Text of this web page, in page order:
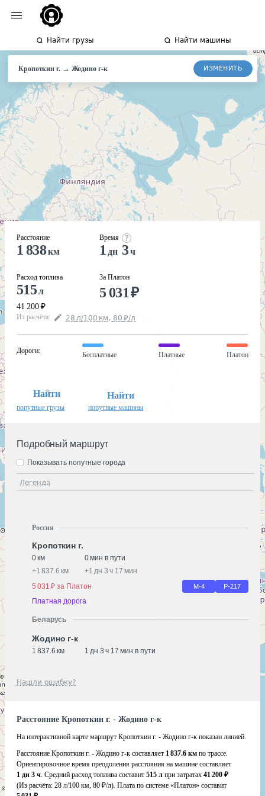
Найти грузы Найти машины
Кропоткин г.→ Жодино г-к ИЗМЕНИТЬ
Расстояние
1 838км
Расход топлива
515л
41 200 ₽
Время
1 дн 3ч
За Платон
5 031₽
Из расчёта: 28 л/100 км, 80 ₽/л
Дороги:
Бесплатные Платные Платон
Найти
попутные грузы
Найти
попутные машины
Подробный маршрут
Легенда
Показывать попутные города
Россия
Кропоткин г.
0 км
0 мин в пути
+1 837.6 км +1 дн 3 ч 17 мин
5 031 ₽ за Платон
М-4 Р-217
Платная дорога
Беларусь
Жодино г-к
1 837.6 км 1 дн 3 ч 17 мин в пути
Нашли ошибку?
Расстояние Кропоткин г. - Жодино г-к
На интерактивной карте маршрут Кропоткин г. - Жодино г-к показан линией.
Расстояние Кропоткин г. - Жодино г-к составляет 1 837.6 км по трассе.
Ориентировочное время преодоления расстояния на машине составляет
1 дн 3 ч. Средний расход топлива составит 515 л при затратах 41 200 ₽
(Из расчёта: 28 л/100 км, 80 ₽/л). Плата по системе «Платон» составит